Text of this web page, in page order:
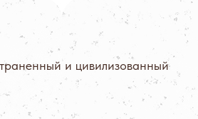
и цивилизованный